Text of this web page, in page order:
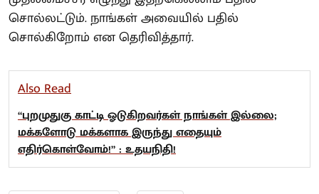
சொல்லட்டும். நாங்கள் அவையில் பதில்
சொல்கிறோம் என தெரிவித்தார்.
Also Read
“புறமுதுகு காட்டி ஓடுகிறவர்கள் நாங்கள் இல்லை;
மக்களோடு மக்களாக இருந்து எதையும்
எதிர்கொள்வோம்!” : உதயநிதி!